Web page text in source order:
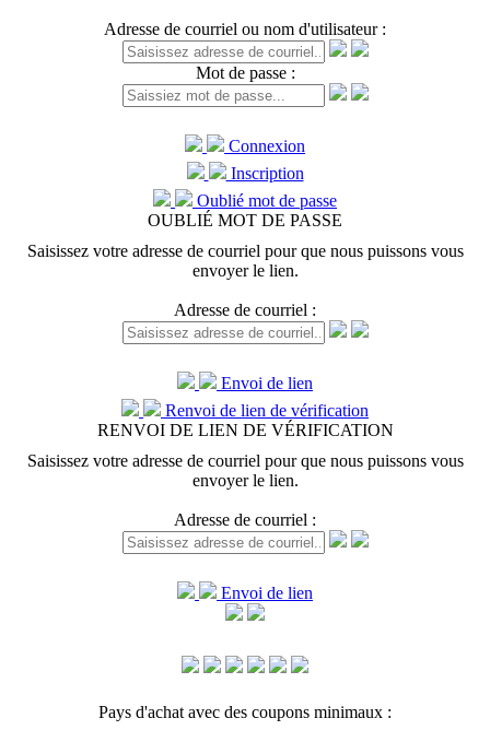
Adresse de courriel ou nom d'utilisateur :
Mot de passe :
Connexion
Inscription
Oublié mot de passe
OUBLIÉ MOT DE PASSE
Saisissez votre adresse de courriel pour que nous puissons vous
envoyer le lien.
Adresse de courriel :
Envoi de lien
Renvoi de lien de vérification
RENVOI DE LIEN DE VÉRIFICATION
Saisissez votre adresse de courriel pour que nous puissons vous
envoyer le lien.
Adresse de courriel :
Envoi de lien
Pays d'achat avec des coupons minimaux :